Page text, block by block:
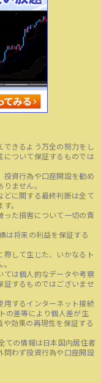
できるよう万全の努力をし
について保証するものでは
投資行為や口座開設を勧め
ません。
どに関する最終判断は全て
。
った損害について一切の責
は将来の利益を保証する
際して生じた、いかなるト
ては個人的なデータや考察
証するものではございませ
用するインターネット接続
の差等により個人差が生
や効果の再現性を保証する
ての情報は日本国内居住者
問わず投資行為や口座開設